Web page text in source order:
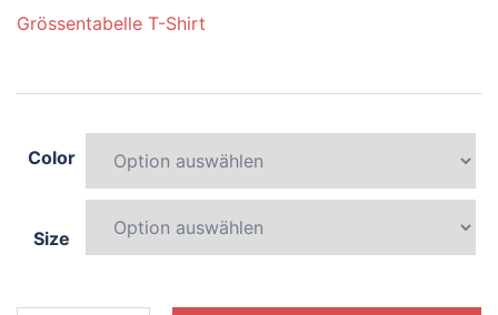
Grössentabelle T-Shirt
Color
Size